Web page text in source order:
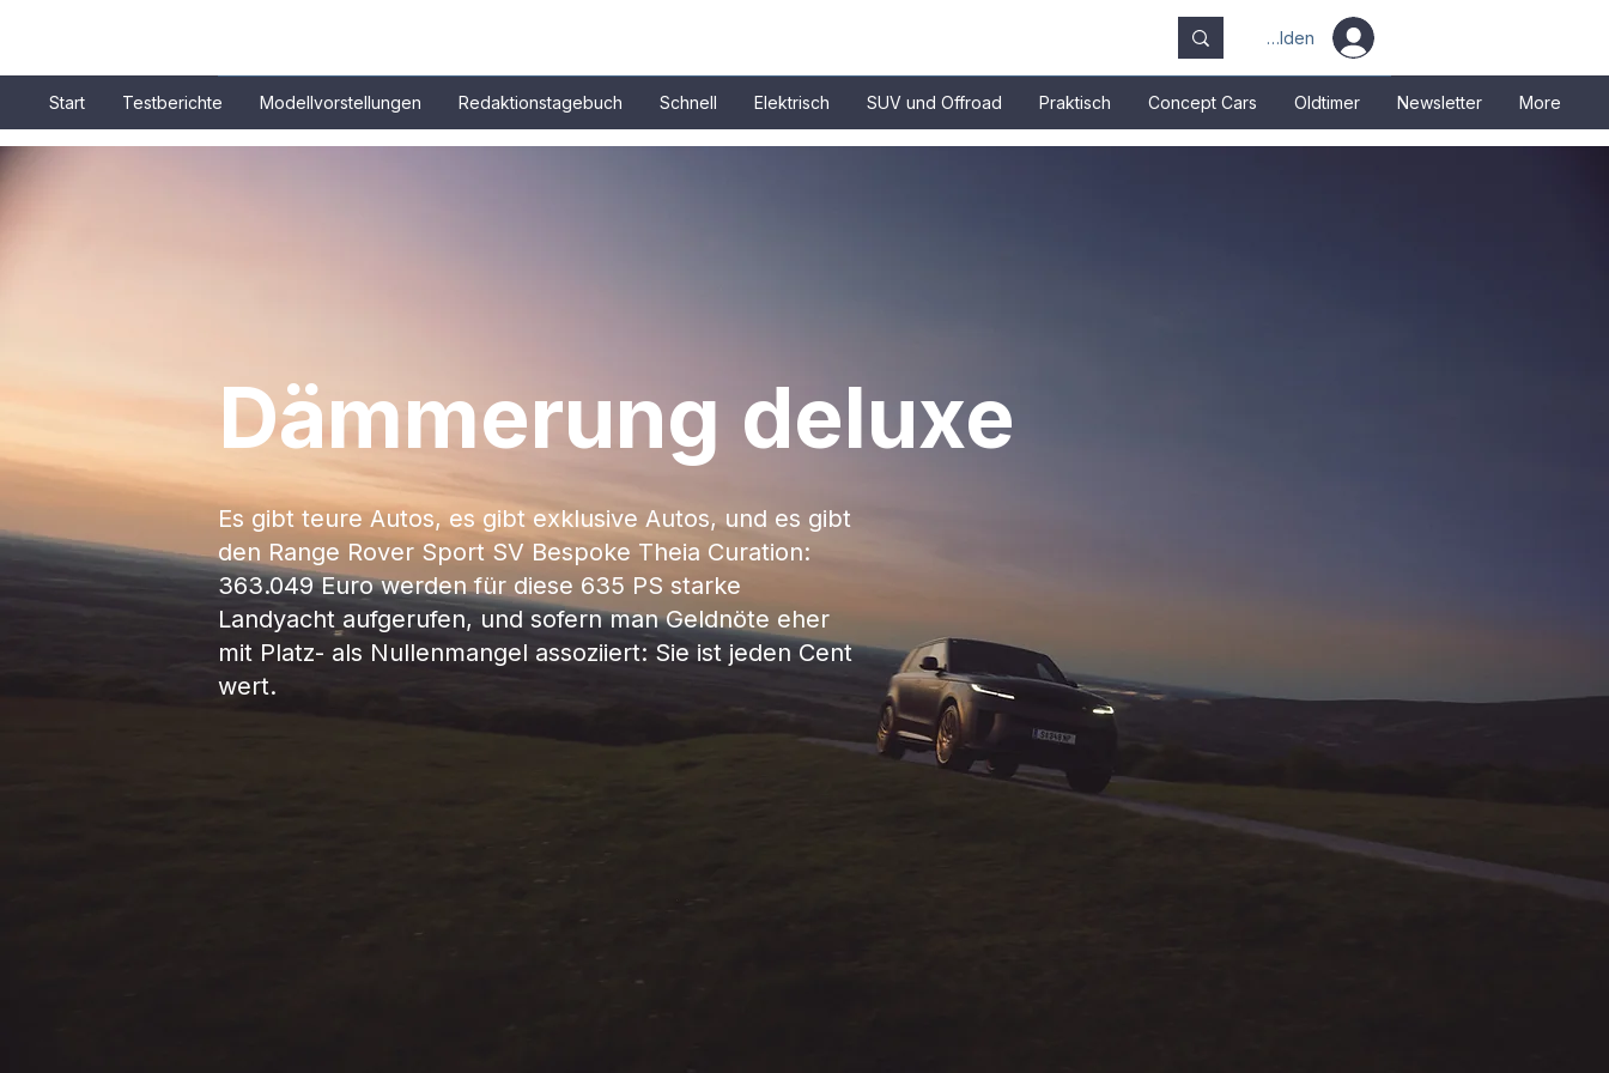
Anmelden
Start Testberichte Modellvorstellungen Redaktionstagebuch Schnell Elektrisch SUV und Offroad Praktisch Concept Cars Oldtimer Newsletter More
Dämmerung deluxe
Es gibt teure Autos, es gibt exklusive Autos, und es gibt
den Range Rover Sport SV Bespoke Theia Curation:
363.049 Euro werden für diese 635 PS starke
Landyacht aufgerufen, und sofern man Geldnöte eher
mit Platz- als Nullenmangel assoziiert: Sie ist jeden Cent
wert.